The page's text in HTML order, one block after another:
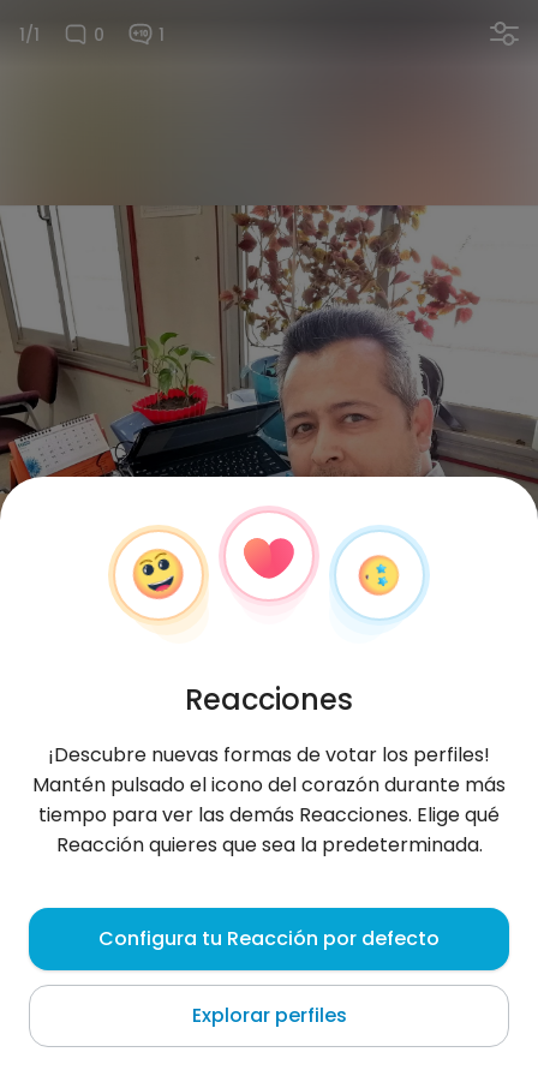
1/1 0 1
Tejen , 51
Āq Qāyeh
Sobre mí
Reacciones
¡Descubre nuevas formas de votar los perfiles!
Mantén pulsado el icono del corazón durante más
tiempo para ver las demás Reacciones. Elige qué
Reacción quieres que sea la predeterminada.
Configura tu Reacción por defecto
Explorar perfiles